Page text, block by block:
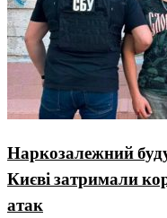
Наркозалежний
Києві затримали
атак